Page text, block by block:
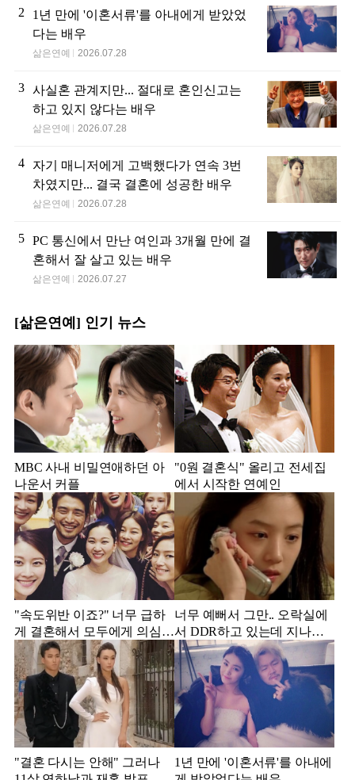
2
1년 만에 '이혼서류'를 아내에게 받았었
다는 배우
삶은연예 2026.07.28
3 사실혼 관계지만... 절대로 혼인신고는
하고 있지 않다는 배우
삶은연예 2026.07.28
4
자기 매니저에게 고백했다가 연속 3번
차였지만... 결국 결혼에 성공한 배우
삶은연예 2026.07.28
5 PC 통신에서 만난 여인과 3개월 만에 결
혼해서 잘 살고 있는 배우
삶은연예 2026.07.27
[삶은연예] 인기 뉴스
MBC 사내 비밀연애하던 아
나운서 커플
"0원 결혼식" 올리고 전세집
에서 시작한 연예인
"속도위반 이죠?" 너무 급하
게 결혼해서 모두에게 의심
받았던 스타
너무 예뻐서 그만.. 오락실에
서 DDR하고 있는데 지나가
던 이상민이 캐스팅했다는 연
예인
"결혼 다시는 안해" 그러나
1년 만에 '이혼서류'를 아내에